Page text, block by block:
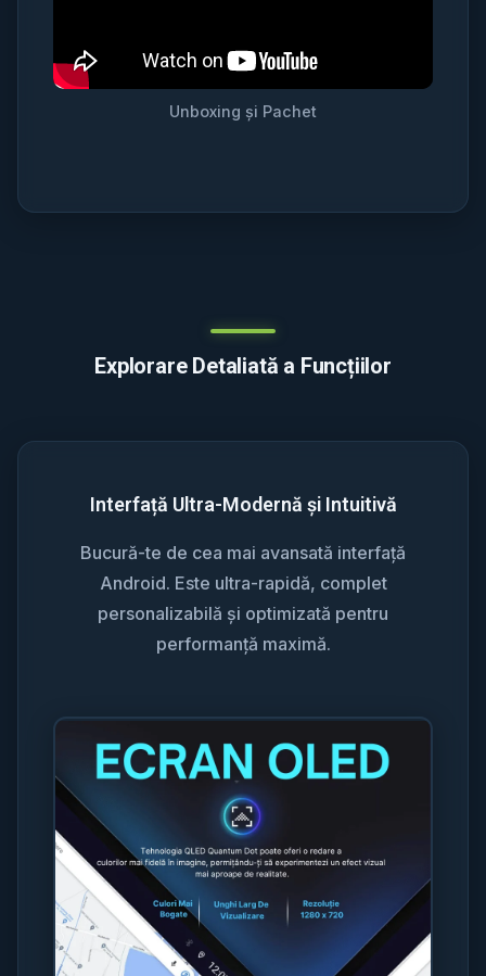
Unboxing și Pachet
Explorare Detaliată a Funcțiilor
Interfață Ultra-Modernă și Intuitivă
Bucură-te de cea mai avansată interfață
Android. Este ultra-rapidă, complet
personalizabilă și optimizată pentru
performanță maximă.